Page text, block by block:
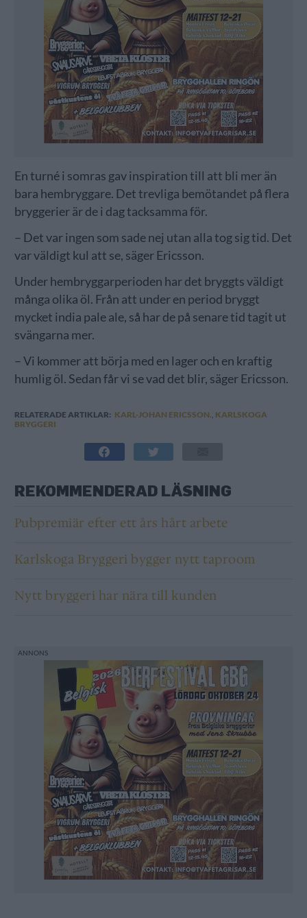
En turné i somras gav inspiration till att bli mer än
bara hembryggare. Det trevliga bemötandet på flera
bryggerier är de i dag tacksamma för.
– Det var ingen som sade nej utan alla tog sig tid. Det
var väldigt kul att se, säger Ericsson.
Under hembryggarperioden har det bryggts väldigt
många olika öl. Från att under en period bryggt
mycket india pale ale, så har de på senare tid tagit ut
svängarna mer.
– Vi kommer att börja med en lager och en kraftig
humlig öl. Sedan får vi se vad det blir, säger Ericsson.
RELATERADE ARTIKLAR: KARL-JOHAN ERICSSON., KARLSKOGA
BRYGGERI
REKOMMENDERAD LÄSNING
Pubpremiär efter ett års hårt arbete
Karlskoga Bryggeri bygger nytt taproom
Nytt bryggeri har nära till kunden